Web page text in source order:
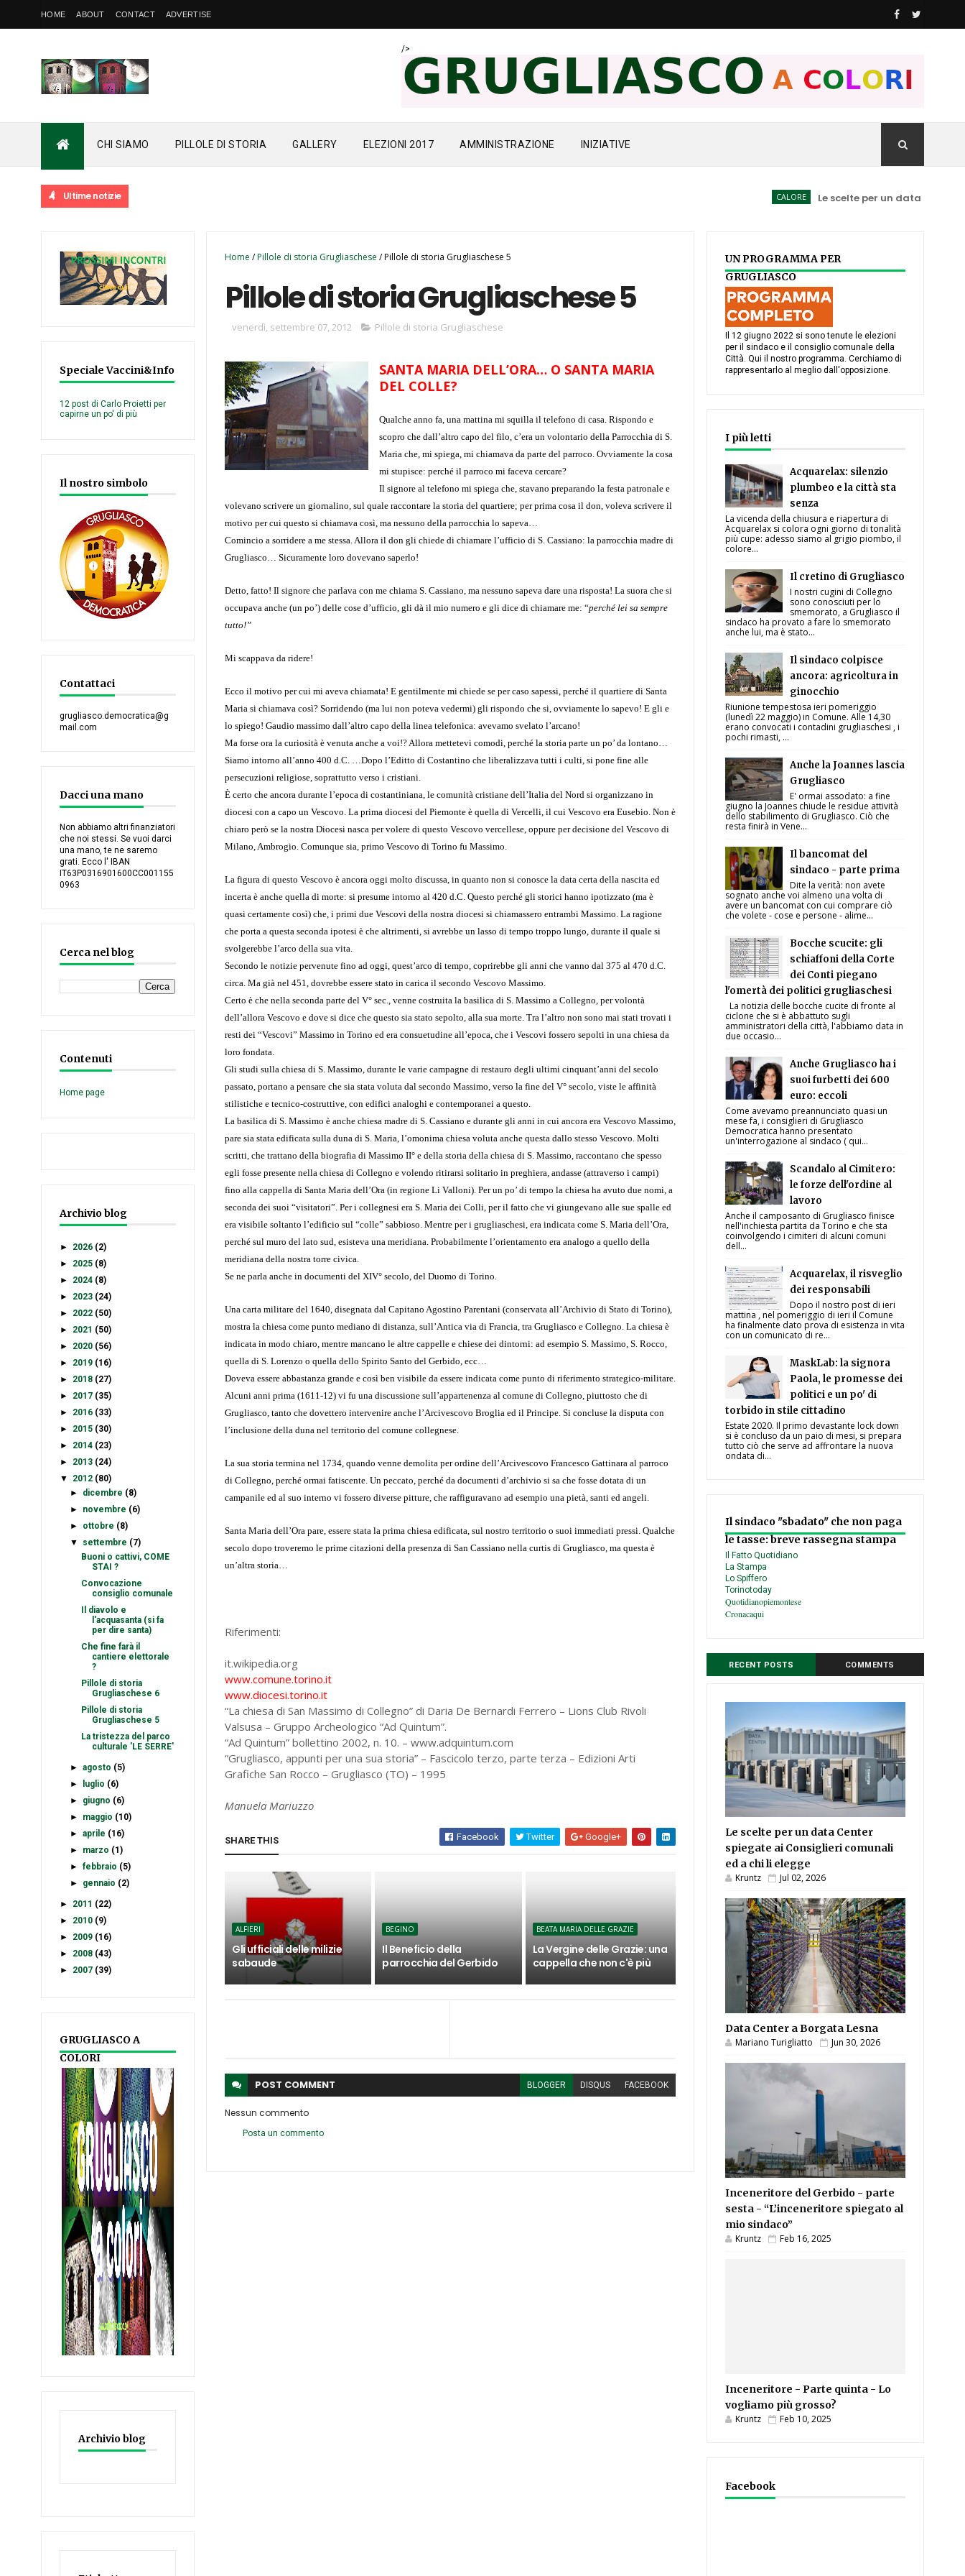
HOME ABOUT CONTACT ADVERTISE
/>
CHI SIAMO PILLOLE DI STORIA GALLERY ELEZIONI 2017 AMMINISTRAZIONE INIZIATIVE
Ultime notizie Le scelte per un data Center
Speciale Vaccini&Info
12 post di Carlo Proietti per
capirne un po' di più
Il nostro simbolo
Contattaci
grugliasco.democratica@g
mail.com
Dacci una mano
Non abbiamo altri finanziatori
che noi stessi. Se vuoi darci
una mano, te ne saremo
grati. Ecco l' IBAN
IT63P0316901600CC001155
0963
Cerca nel blog
Contenuti
Home page
Archivio blog
► 2026 (2)
► 2025 (8)
► 2024 (8)
► 2023 (24)
► 2022 (50)
► 2021 (50)
► 2020 (56)
► 2019 (16)
► 2018 (27)
► 2017 (35)
► 2016 (33)
► 2015 (30)
► 2014 (23)
► 2013 (24)
▼
2012 (80)
► dicembre (8)
► novembre (6)
► ottobre (8)
▼
settembre (7)
Buoni o cattivi, COME
STAI ?
Convocazione
consiglio comunale
Il diavolo e
l'acquasanta (si fa
per dire santa)
Che fine farà il
cantiere elettorale
?
Pillole di storia
Grugliaschese 6
Pillole di storia
Grugliaschese 5
La tristezza del parco
culturale 'LE SERRE'
►agosto (5)
►
luglio (6)
► giugno (6)
► maggio (10)
►aprile (16)
► marzo (1)
►febbraio (5)
► gennaio (2)
► 2011 (22)
► 2010 (9)
► 2009 (16)
► 2008 (43)
► 2007 (39)
GRUGLIASCO A
COLORI
Archivio blog
Home /Pillole di storia Grugliaschese /Pillole di storia Grugliaschese 5
Pillole di storia Grugliaschese 5
venerdì, settembre 07, 2012 Pillole di storia Grugliaschese
SANTA MARIA DELL’ORA… O SANTA MARIA
DEL COLLE?
Qualche anno fa, una mattina mi squilla il telefono di casa. Rispondo e
scopro che dall’altro capo del filo, c’era un volontario della Parrocchia di S.
Maria che, mi spiega, mi chiamava da parte del parroco. Ovviamente la cosa
mi stupisce: perché il parroco mi faceva cercare?
Il signore al telefono mi spiega che, stavano preparando la festa patronale e
volevano scrivere un giornalino, sul quale raccontare la storia del quartiere; per prima cosa il don, voleva scrivere il
motivo per cui questo si chiamava così, ma nessuno della parrocchia lo sapeva…
Comincio a sorridere a me stessa. Allora il don gli chiede di chiamare l’ufficio di S. Cassiano: la parrocchia madre di
Grugliasco… Sicuramente loro dovevano saperlo!
Detto, fatto! Il signore che parlava con me chiama S. Cassiano, ma nessuno sapeva dare una risposta! La suora che si
occupava anche (un po’) delle cose d’ufficio, gli dà il mio numero e gli dice di chiamare me: “perché lei sa sempre
tutto!”
Mi scappava da ridere!
Ecco il motivo per cui mi aveva chiamata! E gentilmente mi chiede se per caso sapessi, perché il quartiere di Santa
Maria si chiamava così? Sorridendo (ma lui non poteva vedermi) gli rispondo che si, ovviamente lo sapevo! E gli e
lo spiego! Gaudio massimo dall’altro capo della linea telefonica: avevamo svelato l’arcano!
Ma forse ora la curiosità è venuta anche a voi!? Allora mettetevi comodi, perché la storia parte un po’ da lontano…
Siamo intorno all’anno 400 d.C. …Dopo l’Editto di Costantino che liberalizzava tutti i culti, si pone fine alle
persecuzioni religiose, soprattutto verso i cristiani.
È certo che ancora durante l’epoca di costantiniana, le comunità cristiane dell’Italia del Nord si organizzano in
diocesi con a capo un Vescovo. La prima diocesi del Piemonte è quella di Vercelli, il cui Vescovo era Eusebio. Non è
chiaro però se la nostra Diocesi nasca per volere di questo Vescovo vercellese, oppure per decisione del Vescovo di
Milano, Ambrogio. Comunque sia, primo Vescovo di Torino fu Massimo.
La figura di questo Vescovo è ancora oggi molto discussa, in quanto non si conosce la data certa della nascita ed
incerta è anche quella di morte: si presume intorno al 420 d.C. Questo perché gli storici hanno ipotizzato (ma è
quasi certamente così) che, i primi due Vescovi della nostra diocesi si chiamassero entrambi Massimo. La ragione
che porta a questa seconda ipotesi è che altrimenti, si avrebbe un lasso di tempo troppo lungo, durante il quale si
svolgerebbe l’arco della sua vita.
Secondo le notizie pervenute fino ad oggi, quest’arco di tempo, coprirebbe gli anni che vanno dal 375 al 470 d.C.
circa. Ma già nel 451, dovrebbe essere stato in carica il secondo Vescovo Massimo.
Certo è che nella seconda parte del V° sec., venne costruita la basilica di S. Massimo a Collegno, per volontà
dell’allora Vescovo e dove si dice che questo sia stato sepolto, alla sua morte. Tra l’altro non sono mai stati trovati i
resti dei “Vescovi” Massimo in Torino ed era consuetudine all’epoca, che i Vescovi fossero sepolti in una chiesa da
loro fondata.
Gli studi sulla chiesa di S. Massimo, durante le varie campagne di restauro degli ultimi cinquant’anni del secolo
passato, portano a pensare che sia stata voluta dal secondo Massimo, verso la fine del V° secolo, viste le affinità
stilistiche e tecnico-costruttive, con edifici analoghi e contemporanei a questo.
La basilica di S. Massimo è anche chiesa madre di S. Cassiano e durante gli anni in cui ancora era Vescovo Massimo,
pare sia stata edificata sulla duna di S. Maria, l’omonima chiesa voluta anche questa dallo stesso Vescovo. Molti
scritti, che trattano della biografia di Massimo II° e della storia della chiesa di S. Massimo, raccontano che spesso
egli fosse presente nella chiesa di Collegno e volendo ritirarsi solitario in preghiera, andasse (attraverso i campi)
fino alla cappella di Santa Maria dell’Ora (in regione Li Valloni). Per un po’ di tempo la chiesa ha avuto due nomi, a
seconda dei suoi “visitatori”. Per i collegnesi era S. Maria dei Colli, per il fatto che vi giungevano alle sue spalle ed
era visibile soltanto l’edificio sul “colle” sabbioso. Mentre per i grugliaschesi, era indicata come S. Maria dell’Ora,
perché sul muro del lato sud, esisteva una meridiana. Probabilmente l’orientamento era analogo a quello della
meridiana della nostra torre civica.
Se ne parla anche in documenti del XIV° secolo, del Duomo di Torino.
Una carta militare del 1640, disegnata dal Capitano Agostino Parentani (conservata all’Archivio di Stato di Torino),
mostra la chiesa come punto mediano di distanza, sull’Antica via di Francia, tra Grugliasco e Collegno. La chiesa è
indicata in modo chiaro, mentre mancano le altre cappelle e chiese dei dintorni: ad esempio S. Massimo, S. Rocco,
quella di S. Lorenzo o quella dello Spirito Santo del Gerbido, ecc…
Doveva essere abbastanza grande e così ben visibile da essere indicata come punto di riferimento strategico-militare.
Alcuni anni prima (1611-12) vi fu una discussione sull’appartenenza al comune di Collegno, piuttosto che di
Grugliasco, tanto che dovettero intervenire anche l’Arcivescovo Broglia ed il Principe. Si concluse la disputa con
l’inclusione della duna nel territorio del comune collegnese.
La sua storia termina nel 1734, quando venne demolita per ordine dell’Arcivescovo Francesco Gattinara al parroco
di Collegno, perché ormai fatiscente. Un peccato, perché da documenti d’archivio si sa che fosse dotata di un
campanile ed al suo interno vi fossero diverse pitture, che raffiguravano ad esempio una pietà, santi ed angeli.
Santa Maria dell’Ora pare, essere stata la prima chiesa edificata, sul nostro territorio o suoi immediati pressi. Qualche
secolo dopo troveremo le prime citazioni della presenza di San Cassiano nella curtis di Grugliasco, ma questa è
un’altra storia…
Riferimenti:
it.wikipedia.org
www.comune.torino.it
www.diocesi.torino.it
“La chiesa di San Massimo di Collegno” di Daria De Bernardi Ferrero – Lions Club Rivoli
Valsusa – Gruppo Archeologico “Ad Quintum”.
“Ad Quintum” bollettino 2002, n. 10. – www.adquintum.com
“Grugliasco, appunti per una sua storia” – Fascicolo terzo, parte terza – Edizioni Arti
Grafiche San Rocco – Grugliasco (TO) – 1995
Manuela Mariuzzo
SHARE THIS Facebook Twitter Google+
ALFIERI
Gli ufficiali delle milizie
sabaude
BEGINO
Il Beneficio della
parrocchia del Gerbido
BEATA MARIA DELLE GRAZIE
La Vergine delle Grazie: una
cappella che non c'è più
POST COMMENT BLOGGER DISQUS FACEBOOK
Nessun commento
Posta un commento
UN PROGRAMMA PER
GRUGLIASCO
Il 12 giugno 2022 si sono tenute le elezioni
per il sindaco e il consiglio comunale della
Città. Qui il nostro programma. Cerchiamo di
rappresentarlo al meglio dall'opposizione.
I più letti
Acquarelax: silenzio
plumbeo e la città sta
senza
La vicenda della chiusura e riapertura di
Acquarelax si colora ogni giorno di tonalità
più cupe: adesso siamo al grigio piombo, il
colore...
Il cretino di Grugliasco
I nostri cugini di Collegno
sono conosciuti per lo
smemorato, a Grugliasco il
sindaco ha provato a fare lo smemorato
anche lui, ma è stato...
Il sindaco colpisce
ancora: agricoltura in
ginocchio
Riunione tempestosa ieri pomeriggio
(lunedì 22 maggio) in Comune. Alle 14,30
erano convocati i contadini grugliaschesi , i
pochi rimasti, ...
Anche la Joannes lascia
Grugliasco
E' ormai assodato: a fine
giugno la Joannes chiude le residue attività
dello stabilimento di Grugliasco. Ciò che
resta finirà in Vene...
Il bancomat del
sindaco - parte prima
Dite la verità: non avete
sognato anche voi almeno una volta di
avere un bancomat con cui comprare ciò
che volete - cose e persone - alime...
Bocche scucite: gli
schiaffoni della Corte
dei Conti piegano
l'omertà dei politici grugliaschesi
La notizia delle bocche cucite di fronte al
ciclone che si è abbattuto sugli
amministratori della città, l'abbiamo data in
due occasio...
Anche Grugliasco ha i
suoi furbetti dei 600
euro: eccoli
Come avevamo preannunciato quasi un
mese fa, i consiglieri di Grugliasco
Democratica hanno presentato
un'interrogazione al sindaco ( qui...
Scandalo al Cimitero:
le forze dell'ordine al
lavoro
Anche il camposanto di Grugliasco finisce
nell'inchiesta partita da Torino e che sta
coinvolgendo i cimiteri di alcuni comuni
dell...
Acquarelax, il risveglio
dei responsabili
Dopo il nostro post di ieri
mattina , nel pomeriggio di ieri il Comune
ha finalmente dato prova di esistenza in vita
con un comunicato di re...
MaskLab: la signora
Paola, le promesse dei
politici e un po' di
torbido in stile cittadino
Estate 2020. Il primo devastante lock down
si è concluso da un paio di mesi, si prepara
tutto ciò che serve ad affrontare la nuova
ondata di...
Il sindaco "sbadato" che non paga
le tasse: breve rassegna stampa
Il Fatto Quotidiano
La Stampa
Lo Spiffero
Torinotoday
Quotidianopiemontese
Cronacaqui
RECENT POSTS COMMENTS
Le scelte per un data Center
spiegate ai Consiglieri comunali
ed a chi li elegge
Kruntz Jul 02, 2026
Data Center a Borgata Lesna
Mariano Turigliatto Jun 30, 2026
Inceneritore del Gerbido - parte
sesta - “L’inceneritore spiegato al
mio sindaco”
Kruntz Feb 16, 2025
Inceneritore - Parte quinta - Lo
vogliamo più grosso?
Kruntz Feb 10, 2025
Facebook